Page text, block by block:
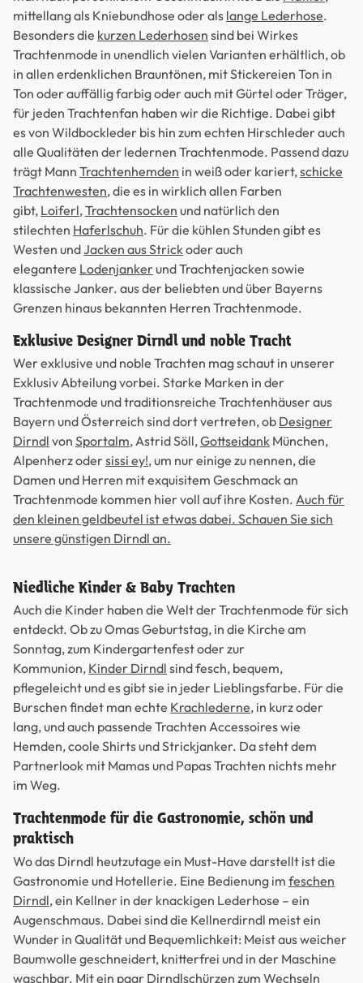
mittellang als Kniebundhose oder als lange Lederhose.
Besonders die kurzen Lederhosen sind bei Wirkes
Trachtenmode in unendlich vielen Varianten erhältlich, ob
in allen erdenklichen Brauntönen, mit Stickereien Ton in
Ton oder auffällig farbig oder auch mit Gürtel oder Träger,
für jeden Trachtenfan haben wir die Richtige. Dabei gibt
es von Wildbockleder bis hin zum echten Hirschleder auch
alle Qualitäten der ledernen Trachtenmode. Passend dazu
trägt Mann Trachtenhemden in weiß oder kariert,schicke
Trachtenwesten, die es in wirklich allen Farben
gibt, Loiferl,Trachtensocken und natürlich den
stilechten Haferlschuh. Für die kühlen Stunden gibt es
Westen undJacken aus Strickoder auch
elegantere Lodenjankerund Trachtenjacken sowie
klassische Janker. aus der beliebten und über Bayerns
Grenzen hinaus bekannten Herren Trachtenmode.
Exklusive Designer Dirndl und noble Tracht
Wer exklusive und noble Trachten mag schaut in unserer
Exklusiv Abteilung vorbei. Starke Marken in der
Trachtenmode und traditionsreiche Trachtenhäuser aus
Bayern und Österreich sind dort vertreten, ob Designer
Dirndl von Sportalm, Astrid Söll,Gottseidank München,
Alpenherz odersissi ey!, um nur einige zu nennen, die
Damen und Herren mit exquisitem Geschmack an
Trachtenmode kommen hier voll auf ihre Kosten. Auch für
den kleinen geldbeutel ist etwas dabei. Schauen Sie sich
unsere günstigen Dirndl an.
Niedliche Kinder & Baby Trachten
Auch die Kinder haben die Welt der Trachtenmode für sich
entdeckt. Ob zu Omas Geburtstag, in die Kirche am
Sonntag, zum Kindergartenfest oder zur
Kommunion, Kinder Dirndl sind fesch, bequem,
pflegeleicht und es gibt sie in jeder Lieblingsfarbe. Für die
Burschen findet man echte Krachlederne, in kurz oder
lang, und auch passende Trachten Accessoires wie
Hemden, coole Shirts und Strickjanker. Da steht dem
Partnerlook mit Mamas und Papas Trachten nichts mehr
im Weg.
Trachtenmode für die Gastronomie, schön und
praktisch
Wo das Dirndl heutzutage ein Must-Have darstellt ist die
Gastronomie und Hotellerie. Eine Bedienung im feschen
Dirndl, ein Kellner in der knackigen Lederhose – ein
Augenschmaus. Dabei sind die Kellnerdirndl meist ein
Wunder in Qualität und Bequemlichkeit: Meist aus weicher
Baumwolle geschneidert, knitterfrei und in der Maschine
waschbar. Mit ein paar Dirndlschürzen zum Wechseln